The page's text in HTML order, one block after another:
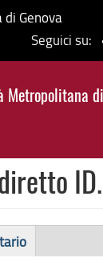
Genova
Seguici su:
Metropolitana